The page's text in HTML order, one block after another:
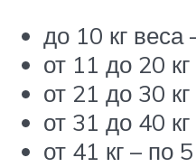
до 10 кг
от 11 до 20
от 21 до 30
от 31 до 40
от 41 кг – по